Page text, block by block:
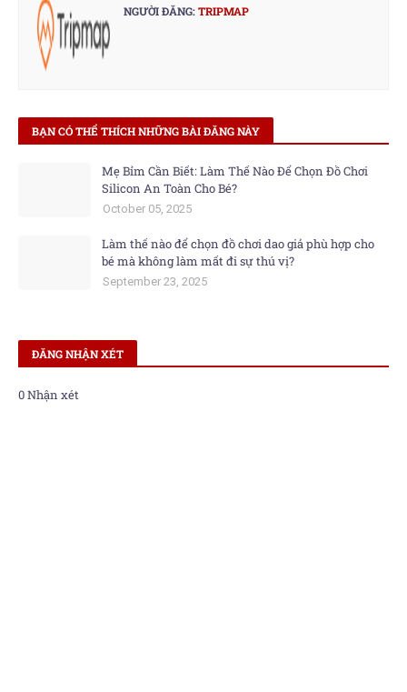
NGƯỜI ĐĂNG:TRIPMAP
BẠN CÓ THỂ THÍCH NHỮNG BÀI ĐĂNG NÀY
Mẹ Bỉm Cần Biết: Làm Thế Nào Để Chọn Đồ Chơi
Silicon An Toàn Cho Bé?
October 05, 2025
Làm thế nào để chọn đồ chơi dao giả phù hợp cho
bé mà không làm mất đi sự thú vị?
September 23, 2025
ĐĂNG NHẬN XÉT
0 Nhận xét